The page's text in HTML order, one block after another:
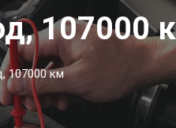
107000
107000 км